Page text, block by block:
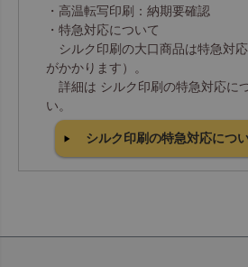
・高温転写印刷：納期要確認
・特急対応について
シルク印刷の大口商品は特急対
がかかります）。
詳細は シルク印刷の特急対応に
い。
シルク印刷の特急対応につ